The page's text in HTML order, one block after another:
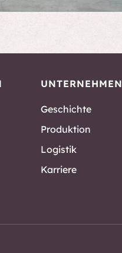
UNTERNEHMEN
Geschichte
Produktion
Logistik
Karriere